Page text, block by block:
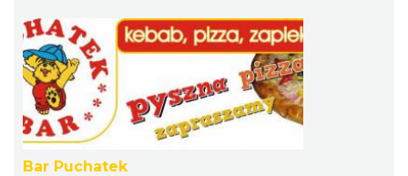
Bar Puchatek